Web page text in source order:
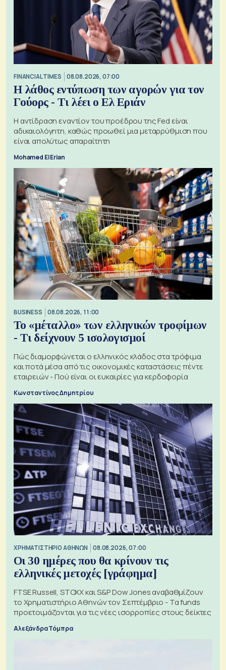
FINANCIAL TIMES 08.08.2026, 07:00
Η λάθος εντύπωση των αγορών για τον
Γούορς - Τι λέει ο Ελ Εριάν
Η αντίδραση εναντίον του προέδρου της Fed είναι
αδικαιολόγητη, καθώς προωθεί μια μεταρρύθμιση που
είναι απολύτως απαραίτητη
Mohamed El Erian
BUSINESS 08.08.2026, 11:00
Το «μέταλλο» των ελληνικών τροφίμων
- Τι δείχνουν 5 ισολογισμοί
Πώς διαμορφώνεται ο ελληνικός κλάδος στα τρόφιμα
και ποτά μέσα από τις οικονομικές καταστάσεις πέντε
εταιρειών - Πού είναι οι ευκαιρίες για κερδοφορία
Κωνσταντίνος Δημητρίου
XΡΗΜΑΤΙΣΤΗΡΙΟ ΑΘΗΝΩΝ 08.08.2026, 07:00
Οι 30 ημέρες που θα κρίνουν τις
ελληνικές μετοχές [γράφημα]
FTSE Russell, STOXX και S&P Dow Jones αναβαθμίζουν
το Χρηματιστήριο Αθηνών τον Σεπτέμβριο - Τα funds
προετοιμάζονται για τις νέες ισορροπίες στους δείκτες
Αλεξάνδρα Τόμπρα